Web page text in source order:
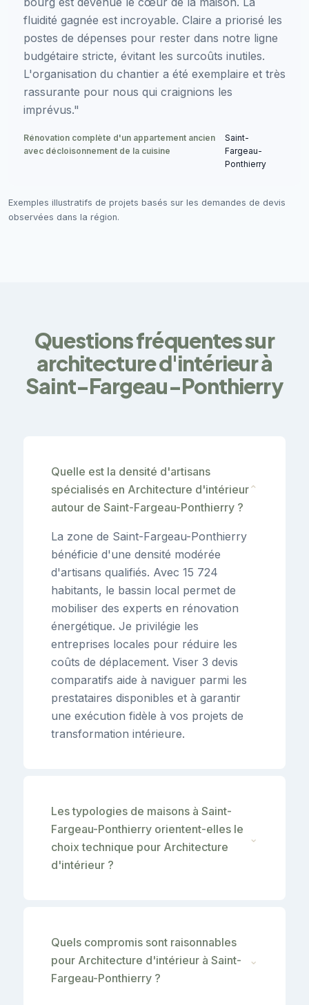
fluidité gagnée est incroyable. Claire a priorisé les
postes de dépenses pour rester dans notre ligne
budgétaire stricte, évitant les surcoûts inutiles.
L'organisation du chantier a été exemplaire et très
rassurante pour nous qui craignions les
imprévus."
Rénovation complète d'un appartement ancien
avec décloisonnement de la cuisine
Saint-
Fargeau-
Ponthierry
Exemples illustratifs de projets basés sur les demandes de devis
observées dans la région.
Questions fréquentes sur
architecture d'intérieur à
Saint-Fargeau-Ponthierry
Quelle est la densité d'artisans
spécialisés en Architecture d'intérieur
autour de Saint-Fargeau-Ponthierry ?
⌄
La zone de Saint-Fargeau-Ponthierry
bénéficie d'une densité modérée
d'artisans qualifiés. Avec 15 724
habitants, le bassin local permet de
mobiliser des experts en rénovation
énergétique. Je privilégie les
entreprises locales pour réduire les
coûts de déplacement. Viser 3 devis
comparatifs aide à naviguer parmi les
prestataires disponibles et à garantir
une exécution fidèle à vos projets de
transformation intérieure.
Les typologies de maisons à Saint-
Fargeau-Ponthierry orientent-elles le
choix technique pour Architecture
d'intérieur ?
⌄
Quels compromis sont raisonnables
pour Architecture d'intérieur à Saint-
Fargeau-Ponthierry ?
⌄